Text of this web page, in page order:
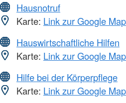
Hausnotruf
Karte: Link zur Google
Hauswirtschaftliche Hilfen
Karte: Link zur Google
Hilfe bei der Körperpflege
Karte: Link zur Google